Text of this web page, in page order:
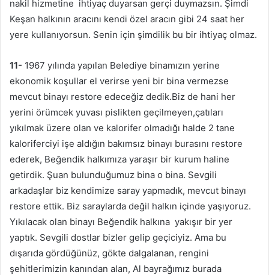
nakil hizmetine ihtiyaç duyarsan gerçi duymazsın. Şimdi
Keşan halkının aracını kendi özel aracın gibi 24 saat her
yere kullanıyorsun. Senin için şimdilik bu bir ihtiyaç olmaz.
11- 1967 yılında yapılan Belediye binamızın yerine
ekonomik koşullar el verirse yeni bir bina vermezse
mevcut binayı restore edeceğiz dedik.Biz de hani her
yerini örümcek yuvası pislikten geçilmeyen,çatıları
yıkılmak üzere olan ve kalorifer olmadığı halde 2 tane
kaloriferciyi işe aldığın bakımsız binayı burasını restore
ederek, Beğendik halkımıza yaraşır bir kurum haline
getirdik. Şuan bulunduğumuz bina o bina. Sevgili
arkadaşlar biz kendimize saray yapmadık, mevcut binayı
restore ettik. Biz saraylarda değil halkın içinde yaşıyoruz.
Yıkılacak olan binayı Beğendik halkına yakışır bir yer
yaptık. Sevgili dostlar bizler gelip geçiciyiz. Ama bu
dışarıda gördüğünüz, gökte dalgalanan, rengini
şehitlerimizin kanından alan, Al bayrağımız burada